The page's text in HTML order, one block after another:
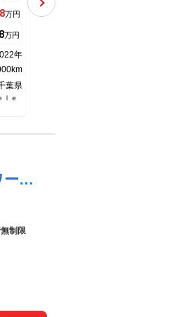
Ｂ
ＥＴ
◆両
マー
8万円
8万円
年
葉県
ｌｅ
０年１月 ナビ Ｂカメラ キ
ーレス 両側スライド片側電動
支払総額
フリード Ｇ・ホンダセンシング ホンダセンシング 両側パワースライドドア レーダークルーズコントロール バックカメラ 純正８インチナビ Ｂｌｕｅｔｏｏｔｈ フルセグＴＶ ヘッドライトレベライザー オートライト ビルトインＥＴＣ
制限